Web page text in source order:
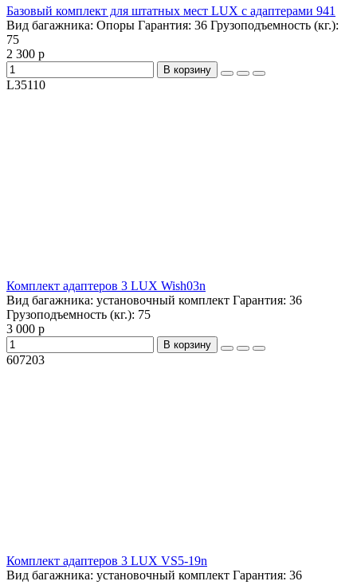
Базовый комплект для штатных мест LUX с адаптерами 941
Вид багажника: Опоры Гарантия: 36 Грузоподъемность (кг.):
75
2 300 р
В корзину
L35110
Комплект адаптеров 3 LUX Wish03n
Вид багажника: установочный комплект Гарантия: 36
Грузоподъемность (кг.): 75
3 000 р
В корзину
607203
Комплект адаптеров 3 LUX VS5-19n
Вид багажника: установочный комплект Гарантия: 36